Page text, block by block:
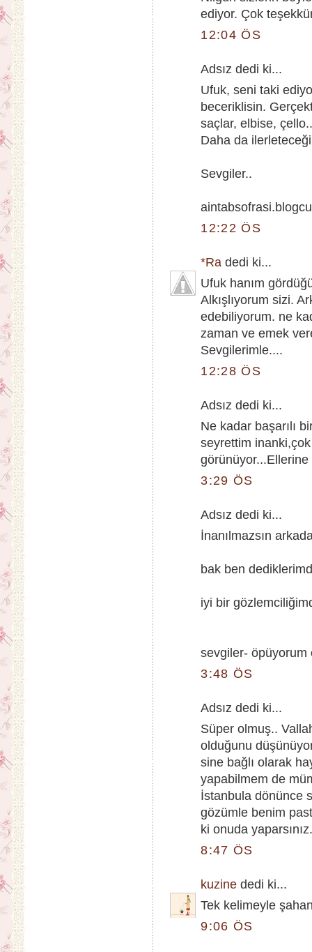
ediyor. Çok
12:04 ÖS
Adsız dedi ki...
Ufuk, seni taki
beceriklisin.
saçlar, elbise,
Daha da
Sevgiler..
12:22 ÖS
*Ra dedi ki...
Ufuk hanım
Alkışlıyorum sizi.
edebiliyorum. ne
zaman ve emek
Sevgilerimle....
12:28 ÖS
Adsız dedi ki...
Ne kadar başarılı
seyrettim
görünüyor...Ellerine
3:29 ÖS
Adsız dedi ki...
İnanılmazsın
bak ben
iyi bir
sevgiler- öpüyorum
3:48 ÖS
Adsız dedi ki...
Süper olmuş..
olduğunu
sine bağlı olarak
yapabilmem de
İstanbula dönünce
gözümle benim
ki onuda
8:47 ÖS
kuzine dedi ki...
Tek kelimeyle
9:06 ÖS